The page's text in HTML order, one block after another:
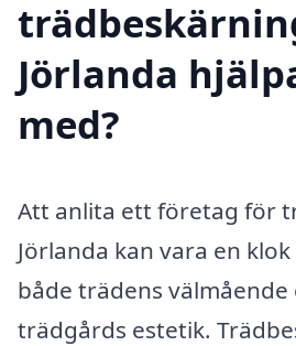
Jörlanda
med?
Att anlita ett företag för
Jörlanda kan vara en
både trädens välmående
trädgårds estetik.